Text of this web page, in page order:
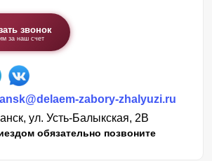
звонок
за наш счет
zabory-zhalyuzi.ru
ул. Усть-Балыкская, 2В
обязательно позвоните